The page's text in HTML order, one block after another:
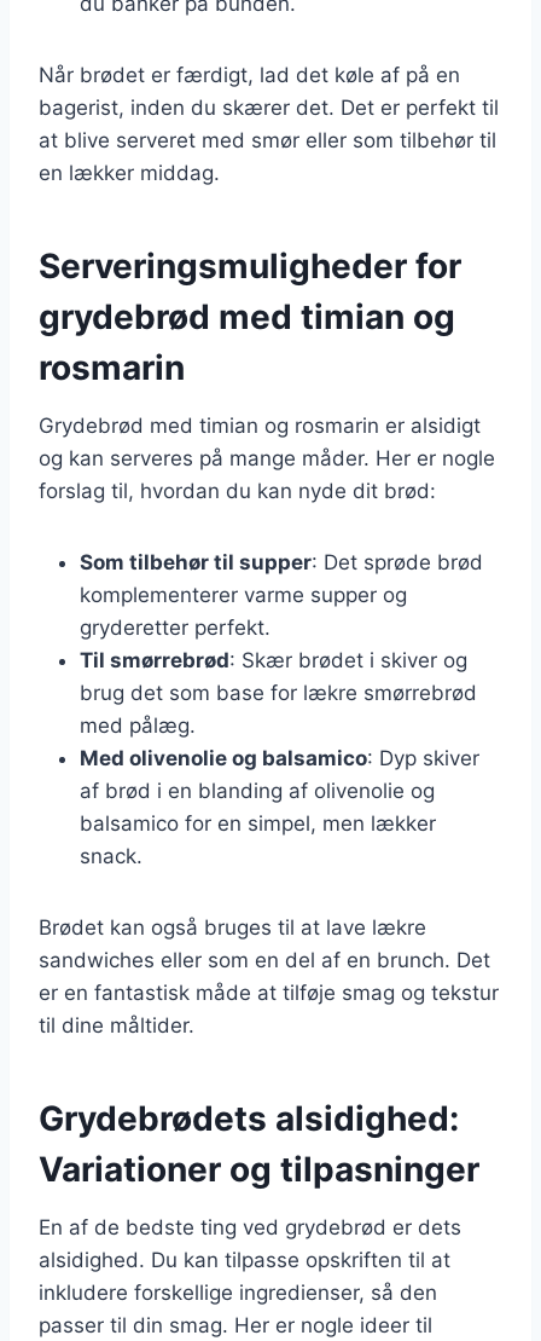
Når brødet er færdigt, lad det køle af på en
bagerist, inden du skærer det. Det er perfekt til
at blive serveret med smør eller som tilbehør til
en lækker middag.
Serveringsmuligheder for
grydebrød med timian og
rosmarin
Grydebrød med timian og rosmarin er alsidigt
og kan serveres på mange måder. Her er nogle
forslag til, hvordan du kan nyde dit brød:
Som tilbehør til supper: Det sprøde brød
komplementerer varme supper og
gryderetter perfekt.
Til smørrebrød: Skær brødet i skiver og
brug det som base for lækre smørrebrød
med pålæg.
Med olivenolie og balsamico: Dyp skiver
af brød i en blanding af olivenolie og
balsamico for en simpel, men lækker
snack.
Brødet kan også bruges til at lave lækre
sandwiches eller som en del af en brunch. Det
er en fantastisk måde at tilføje smag og tekstur
til dine måltider.
Grydebrødets alsidighed:
Variationer og tilpasninger
En af de bedste ting ved grydebrød er dets
alsidighed. Du kan tilpasse opskriften til at
inkludere forskellige ingredienser, så den
passer til din smag. Her er nogle ideer til